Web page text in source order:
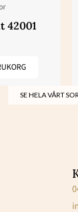
42001
SE HELA VÅRT